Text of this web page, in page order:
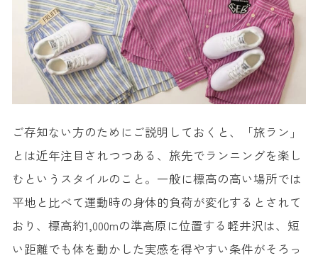
ご存知ない方のためにご説明しておくと、「旅ラン」
とは近年注目されつつある、旅先でランニングを楽し
むというスタイルのこと。一般に標高の高い場所では
平地と比べて運動時の身体的負荷が変化するとされて
おり、標高約1,000mの準高原に位置する軽井沢は、短
い距離でも体を動かした実感を得やすい条件がそろっ